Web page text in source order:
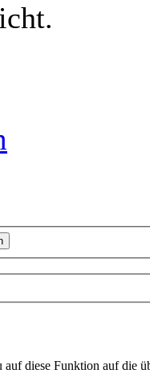
diese Funktion auf die